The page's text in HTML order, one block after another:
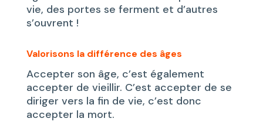
vie, des portes se ferment et d’autres
s’ouvrent !
Valorisons la différence des âges
Accepter son âge, c’est également
accepter de vieillir. C’est accepter de se
diriger vers la fin de vie, c’est donc
accepter la mort.